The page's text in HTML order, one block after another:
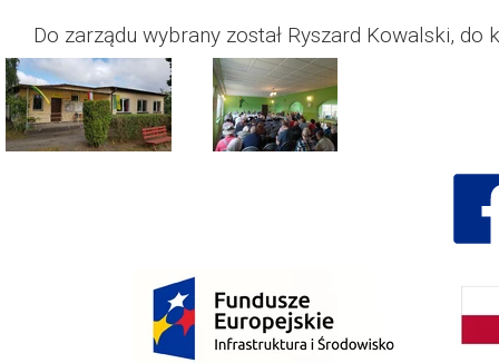
Do zarządu wybrany został Ryszard Kowalski, do